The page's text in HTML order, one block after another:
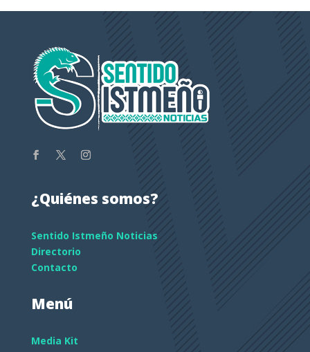
¿Quiénes somos?
Sentido Istmeño Noticias
Directorio
Contacto
Menú
Media Kit